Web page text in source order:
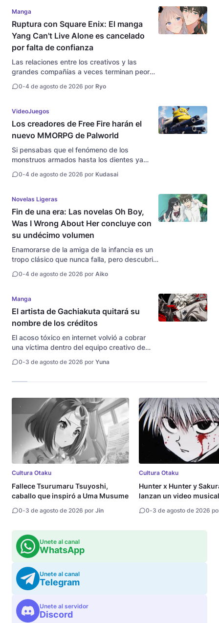
Manga
Ruptura con Square Enix: El manga
Yang Can't Live Alone es cancelado
por falta de confianza
Las relaciones entre los creativos y las
grandes compañías a veces terminan peor
sooncha soltó una auténtica bomba en la
Can't Live Alone (Yang-senpai wa Hitori...
0-4 de agosto de 2026 por Ryo
VideoJuegos
Los creadores de Free Fire harán el
nuevo MMORPG de Palworld
Si pensabas que el fenómeno de los
monstruos armados hasta los dientes ya
que se avecina en la palma de tu mano. La
conocida por su éxito masivo con Free...
0-4 de agosto de 2026 por Kudasai
Novelas Ligeras
Fin de una era: Las novelas Oh Boy,
Was I Wrong About Her concluye con
su undécimo volumen
Enamorarse de la amiga de la infancia es un
tropo clásico que nunca falla, pero descubrir
ahora es la chica más hermosa de la
0-4 de agosto de 2026 por Aiko
Manga
El artista de Gachiakuta quitará su
nombre de los créditos
El acoso tóxico en internet volvió a cobrar
una víctima dentro del equipo creativo de
momento. Hideyoshi Andou, el artista
0-3 de agosto de 2026 por Yuna
Cultura Otaku
Fallece Tsurumaru Tsuyoshi,
caballo que inspiró a Uma Musume
0-3 de agosto de 2026 por Jin
Cultura Otaku
Hunter x Hunter y
lanzan un video
0-3 de agosto de 2026
Unete al canal
WhatsApp
Unete al canal
Telegram
Unete al servidor
Discord